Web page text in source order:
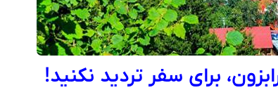
برای سفر تردید نکنید!